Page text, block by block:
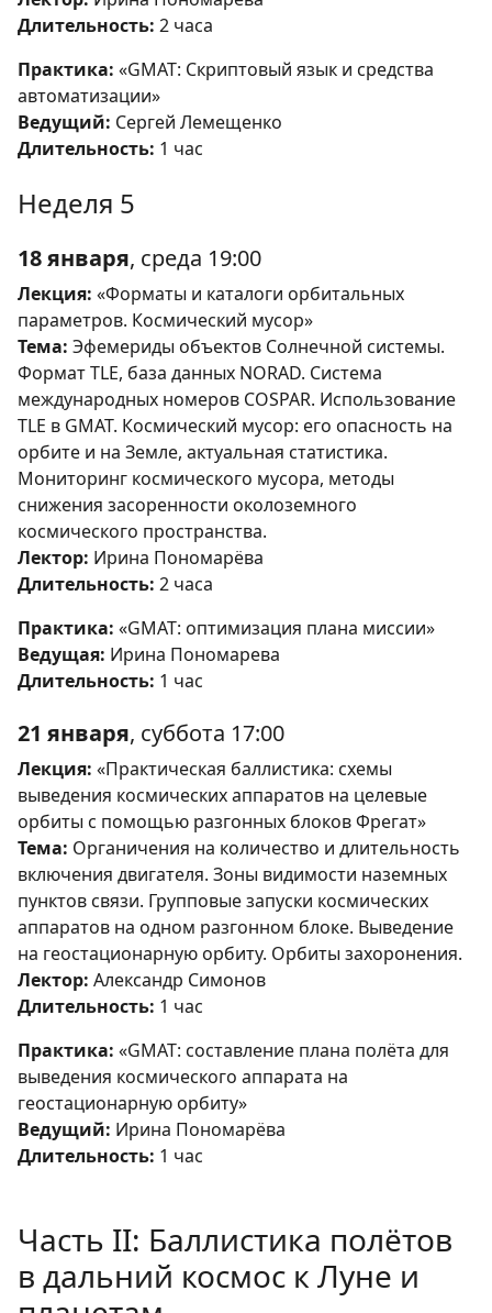
Длительность: 2 часа
Практика: «GMAT: Скриптовый язык и средства
автоматизации»
Ведущий: Сергей Лемещенко
Длительность: 1 час
Неделя 5
18 января, среда 19:00
Лекция: «Форматы и каталоги орбитальных
параметров. Космический мусор»
Тема: Эфемериды объектов Солнечной системы.
Формат TLE, база данных NORAD. Система
международных номеров COSPAR. Использование
TLE в GMAT. Космический мусор: его опасность на
орбите и на Земле, актуальная статистика.
Мониторинг космического мусора, методы
снижения засоренности околоземного
космического пространства.
Лектор: Ирина Пономарёва
Длительность: 2 часа
Практика: «GMAT: оптимизация плана миссии»
Ведущая: Ирина Пономарева
Длительность: 1 час
21 января, суббота 17:00
Лекция: «Практическая баллистика: схемы
выведения космических аппаратов на целевые
орбиты с помощью разгонных блоков Фрегат»
Тема: Органичения на количество и длительность
включения двигателя. Зоны видимости наземных
пунктов связи. Групповые запуски космических
аппаратов на одном разгонном блоке. Выведение
на геостационарную орбиту. Орбиты захоронения.
Лектор: Александр Симонов
Длительность: 1 час
Практика: «GMAT: составление плана полёта для
выведения космического аппарата на
геостационарную орбиту»
Ведущий: Ирина Пономарёва
Длительность: 1 час
Часть II: Баллистика полётов
в дальний космос к Луне и